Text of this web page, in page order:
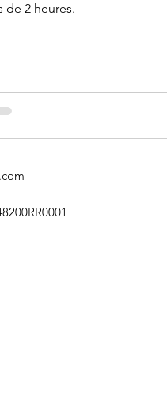
Carré Doré
de 2 heures.